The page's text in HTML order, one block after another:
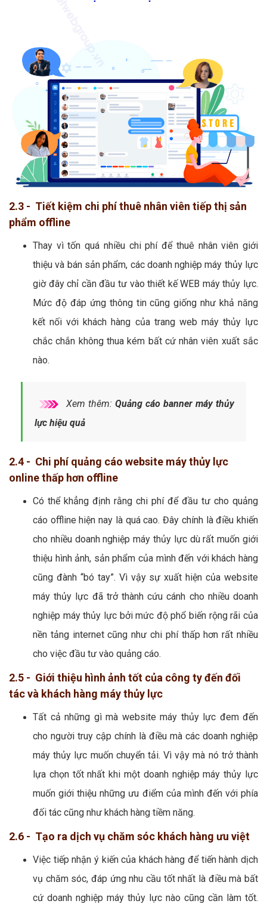
2.3 - Tiết kiệm chi phí thuê nhân viên tiếp thị sản
phẩm offline
Thay vì tốn quá nhiều chi phí để thuê nhân viên giới
thiệu và bán sản phẩm, các doanh nghiệp máy thủy lực
giờ đây chỉ cần đầu tư vào thiết kế WEB máy thủy lực.
Mức độ đáp ứng thông tin cũng giống như khả năng
kết nối với khách hàng của trang web máy thủy lực
chắc chắn không thua kém bất cứ nhân viên xuất sắc
nào.
Xem thêm: Quảng cáo banner máy thủy
lực hiệu quả
2.4 - Chi phí quảng cáo website máy thủy lực
online thấp hơn offline
Có thể khẳng định rằng chi phí để đầu tư cho quảng
cáo offline hiện nay là quá cao. Đây chính là điều khiến
cho nhiều doanh nghiệp máy thủy lực dù rất muốn giới
thiệu hình ảnh, sản phẩm của mình đến với khách hàng
cũng đành “bó tay”. Vì vậy sự xuất hiện của website
máy thủy lực đã trở thành cứu cánh cho nhiều doanh
nghiệp máy thủy lực bởi mức độ phổ biến rộng rãi của
nền tảng internet cũng như chi phí thấp hơn rất nhiều
cho việc đầu tư vào quảng cáo.
2.5 - Giới thiệu hình ảnh tốt của công ty đến đối
tác và khách hàng máy thủy lực
Tất cả những gì mà website máy thủy lực đem đến
cho người truy cập chính là điều mà các doanh nghiệp
máy thủy lực muốn chuyển tải. Vì vậy mà nó trở thành
lựa chọn tốt nhất khi một doanh nghiệp máy thủy lực
muốn giới thiệu những ưu điểm của mình đến với phía
đối tác cũng như khách hàng tiềm năng.
2.6 - Tạo ra dịch vụ chăm sóc khách hàng ưu việt
Việc tiếp nhận ý kiến của khách hàng để tiến hành dịch
vụ chăm sóc, đáp ứng nhu cầu tốt nhất là điều mà bất
cứ doanh nghiệp máy thủy lực nào cũng cần làm tốt.